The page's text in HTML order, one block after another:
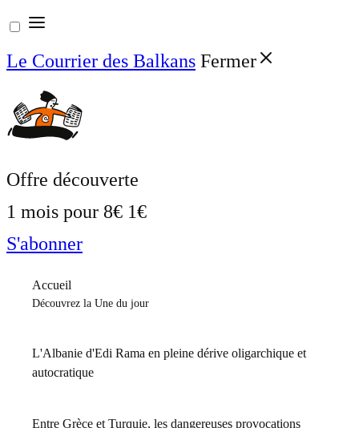
Aller
au
contenu
Le Courrier des Balkans Fermer
Offre découverte
1 mois pour 8€ 1€
S'abonner
Accueil
Découvrez la Une du jour
L'Albanie d'Edi Rama en pleine dérive oligarchique et
autocratique
Entre Grèce et Turquie, les dangereuses provocations